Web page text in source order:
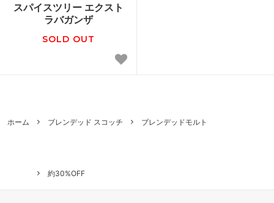
スパイスツリー エクスト
ラバガンザ
SOLD OUT
ホーム ブレンデッド スコッチ ブレンデッドモルト
約30%OFF